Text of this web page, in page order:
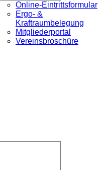
Online-Eintrittsformular
Ergo- &
Kraftraumbelegung
Mitgliederportal
Vereinsbroschüre